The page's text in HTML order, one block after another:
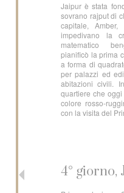
Jaipur è stata
sovrano rajput di
capitale,
impedivano la
matematico
pianificò la prima
a forma di
per palazzi ed
abitazioni civili.
quartiere che oggi
colore rosso-
con la visita del
4° giorno,